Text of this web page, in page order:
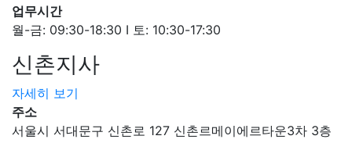
[신촌지사] 리버풀대학교 경영 분석과 빅 데이터
프리마스터 수속후기: 좀 더 전문적인 기술을 가진
2024.02.05
킹스 컬리지 런던 국제마케팅 석사 합격 후기 : '제가
혼자 준비를 했다면 KCL에 지원 조차 못했을 거에요'
업무시간
월-금: 09:30-18:30 I 토: 10:30-17:30
신촌지사
자세히 보기
주소
서울시 서대문구 신촌로 127 신촌르메이에르타운3차 3층